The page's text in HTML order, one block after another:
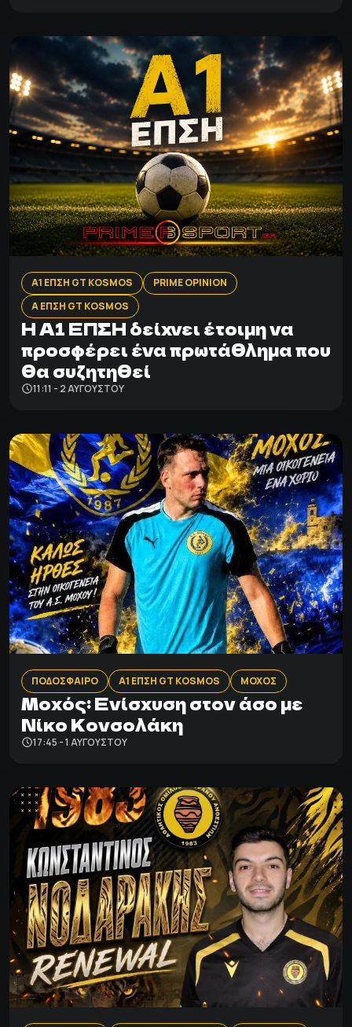
Α1 ΕΠΣΗ GT KOSMOS
PRIME OPINION
Α ΕΠΣΗ GT KOSMOS
Η Α1 ΕΠΣΗ δείχνει έτοιμη να
προσφέρει ένα πρωτάθλημα που
θα συζητηθεί
11:11 - 2 ΑΥΓΟΎΣΤΟΥ
ΠΟΔΟΣΦΑΙΡΟ Α1 ΕΠΣΗ GT KOSMOS ΜΟΧΟΣ
Μοχός: Ενίσχυση στον άσο με
Νίκο Κονσολάκη
17:45 - 1 ΑΥΓΟΎΣΤΟΥ